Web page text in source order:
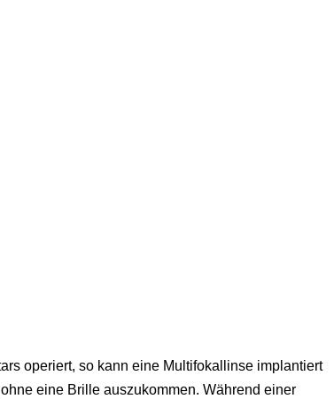
operiert, so kann eine Multifokallinse implantiert
eine Brille auszukommen. Während einer